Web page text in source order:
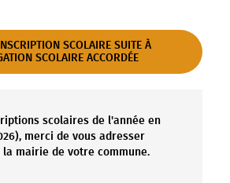
SCOLAIRE SUITE À
SCOLAIRE ACCORDÉE
scolaires de l'année en
merci de vous adresser
mairie de votre commune.